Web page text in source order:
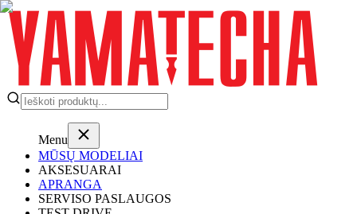
Menu
MŪSŲ MODELIAI
AKSESUARAI
APRANGA
SERVISO PASLAUGOS